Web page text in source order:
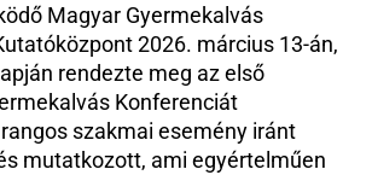
Magyar Gyermekalvás
2026. március 13-án,
rendezte meg az első
Konferenciát
szakmai esemény iránt
mutatkozott, ami egyértelműen